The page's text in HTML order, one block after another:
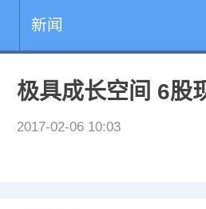
新闻
极具成长空间 6股
2017-02-06 10:03